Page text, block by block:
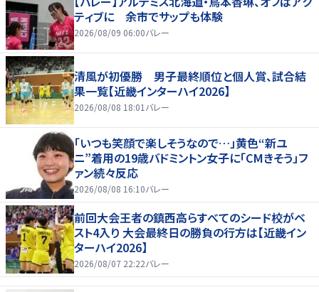
ティブに 余市でサップも体験
2026/08/09 06:00バレー
清風が初優勝 男子最終順位と個人賞、試合結
果一覧【近畿インターハイ2026】
2026/08/08 18:01 バレー
「いつも笑顔で楽しそうなので…」黄色“新ユ
ニ”着用の19歳バドミントン女子に「CMきそう」フ
ァン続々反応
2026/08/08 16:10バレー
前回大会王者の鎮西高らすべてのシード校がベ
スト4入り 大会最終日の勝負の行方は【近畿イン
ターハイ2026】
2026/08/07 22:22バレー